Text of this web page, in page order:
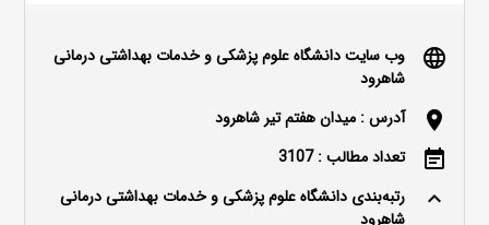
language
وب سایت دانشگاه علوم پزشکی و خدمات بهداشتی درمانی
شاهرود
location_on آدرس : میدان هفتم تیر شاهرود
event_note تعداد مطالب : 3107
keyboard_arrow_up
رتبه‌بندی دانشگاه علوم پزشکی و خدمات بهداشتی درمانی
شاهرود